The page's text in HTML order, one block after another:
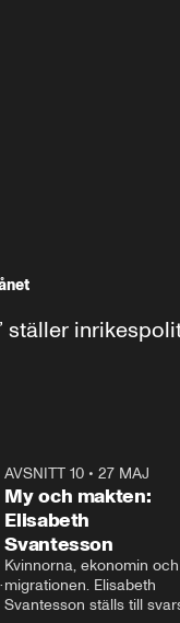
ställer
AVSNITT 10 •27 MAJ
My och makten:
Elisabeth
Svantesson
Kvinnorna, ekonomin och
migrationen. Elisabeth
Svantesson ställs till